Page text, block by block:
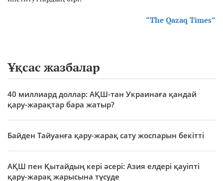
“The Qazaq Times”
Ұқсас жазбалар
40 миллиард доллар: АҚШ-тан Украинаға қандай
қару-жарақтар бара жатыр?
Байден Тайуанға қару-жарақ сату жоспарын бекітті
АҚШ пен Қытайдың кері әсері: Азия елдері қауіпті
қару-жарақ жарысына түсуде